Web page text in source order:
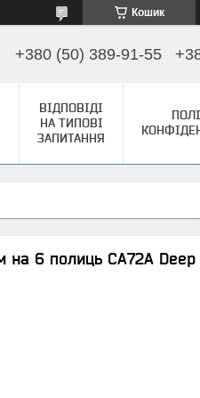
Кошик
+380 (50) 389-91-55
ВІДПОВІДІ
НА ТИПОВІ
ЗАПИТАННЯ
6 полиць CA72A